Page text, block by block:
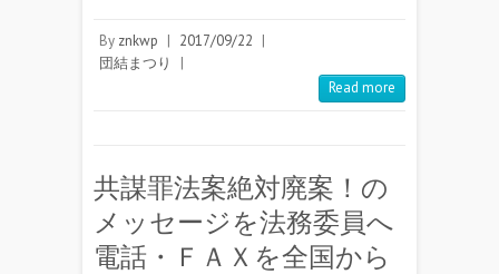
By znkwp | 2017/09/22 |
団結まつり
|
Read more
共謀罪法案絶対廃案！の
メッセージを法務委員へ
電話・ＦＡＸを全国から